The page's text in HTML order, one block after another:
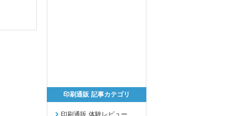
印刷通販 記事カテゴリ
印刷通販 体験レビュー